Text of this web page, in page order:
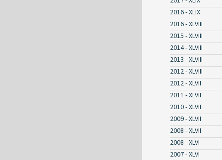
2016 - XLIX
2016 - XLVIII
2015 - XLVIII
2014 - XLVIII
2013 - XLVIII
2012 - XLVIII
2012 - XLVII
2011 - XLVII
2010 - XLVII
2009 - XLVII
2008 - XLVII
2008 - XLVI
2007 - XLVI